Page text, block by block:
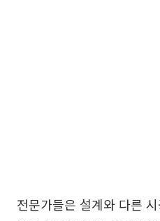
전문가들은 설계와 다른